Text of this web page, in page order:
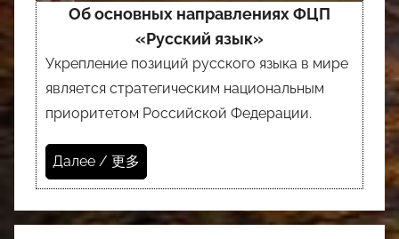
Об основных направлениях ФЦП
«Русский язык»
Укрепление позиций русского языка в мире
является стратегическим национальным
приоритетом Российской Федерации.
Далее / 更多